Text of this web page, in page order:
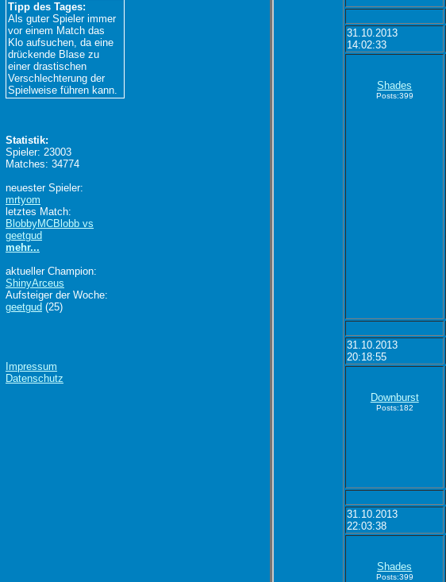
31.10.2013
14:02:33
Shades
Posts:399
31.10.2013
20:18:55
Downburst
Posts:182
31.10.2013
22:03:38
Shades
Posts:399
Tipp des Tages:
Als guter Spieler immer
vor einem Match das
Klo aufsuchen, da eine
drückende Blase zu
einer drastischen
Verschlechterung der
Spielweise führen kann.
Statistik:
Spieler: 23003
Matches: 34774
neuester Spieler:
mrtyom
letztes Match:
BlobbyMCBlobb vs
geetgud
mehr...
aktueller Champion:
ShinyArceus
Aufsteiger der Woche:
geetgud (25)
Impressum
Datenschutz